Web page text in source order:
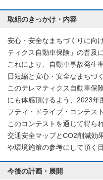
取組のきっかけ・内容
安心・安全なまちづくりに向
ティクス自動車保険」の普及
これにより、自動車事故発生
日短縮と安心・安全なまちづ
このテレマティクス自動車保
にも体感頂けるよう、2023年
フティ・ドライブ・コンテス
このコンテストを通じて得ら
交通安全マップとCO2削減効
や環境施策の参考にして頂く
今後の計画・展開